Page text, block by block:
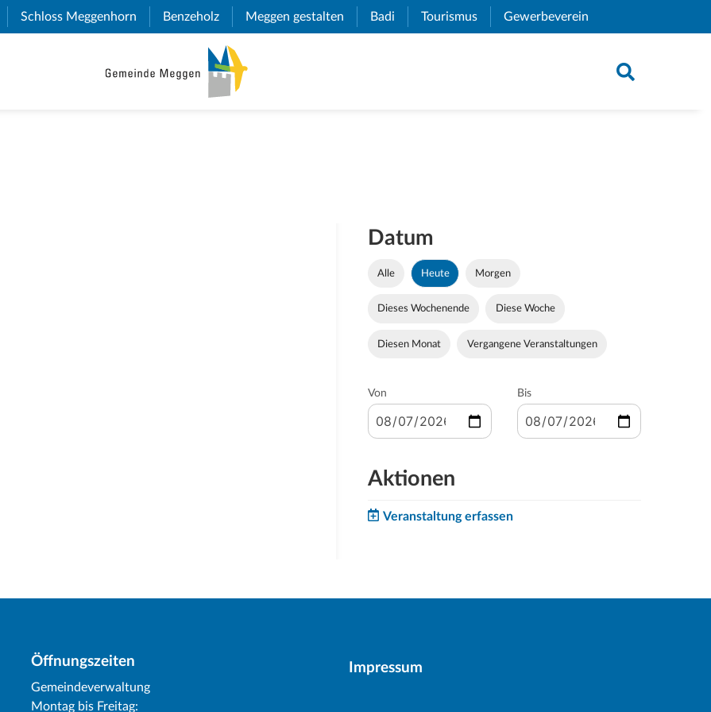
(External Link)
Schloss Meggenhorn (External Link)
Benzeholz (External Link)
Meggen gestalten (External Link)
Badi (External Link)
Tourismus (External Link)
Gewerbeverein
Datum
Alle Heute Morgen
Dieses Wochenende Diese Woche
Diesen Monat Vergangene Veranstaltungen
Von Bis
Aktionen
Veranstaltung erfassen
Öffnungszeiten
Gemeindeverwaltung
Montag bis Freitag:
Impressum